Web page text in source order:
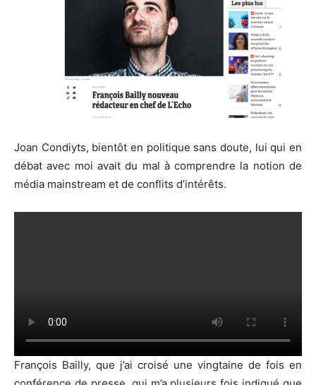
Joan Condiyts, bientôt en politique sans doute, lui qui en
débat avec moi avait du mal à comprendre la notion de
média mainstream et de conflits d’intérêts.
François Bailly, que j’ai croisé une vingtaine de fois en